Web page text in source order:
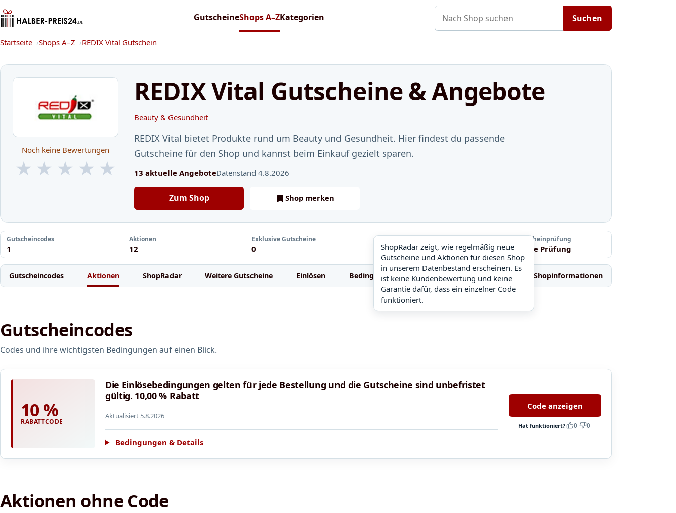
Startseite
GutscheineShops A–ZKategorien
Nach Shop suchen
Suchen
Startseite Shops A–Z REDIX Vital Gutschein
Noch keine Bewertungen
★ ★ ★ ★ ★
REDIX Vital Gutscheine & Angebote
Beauty & Gesundheit
REDIX Vital bietet Produkte rund um Beauty und Gesundheit. Hier findest du passende
Gutscheine für den Shop und kannst beim Einkauf gezielt sparen.
13 aktuelle AngeboteDatenstand 4.8.2026
Zum Shop Shop merken
Gutscheincodes
1
Aktionen
12
Exklusive Gutscheine
0
ShopRadar
noch keine Daten
ShopRadar zeigt, wie regelmäßig neue
Gutscheine und Aktionen für diesen Shop
in unserem Datenbestand erscheinen. Es
ist keine Kundenbewertung und keine
Garantie dafür, dass ein einzelner Code
funktioniert.
Letzte Gutscheinprüfung
Noch keine Prüfung
Gutscheincodes Aktionen ShopRadar Weitere Gutscheine Einlösen Bedingungen FAQ Ähnliche Shops Shopinformationen
Gutscheincodes
Codes und ihre wichtigsten Bedingungen auf einen Blick.
10 %
RABATTCODE
Die Einlösebedingungen gelten für jede Bestellung und die Gutscheine sind unbefristet
gültig. 10,00 % Rabatt
Aktualisiert 5.8.2026
Bedingungen & Details
Code anzeigen
Hat funktioniert? 0 0
Aktionen ohne Code